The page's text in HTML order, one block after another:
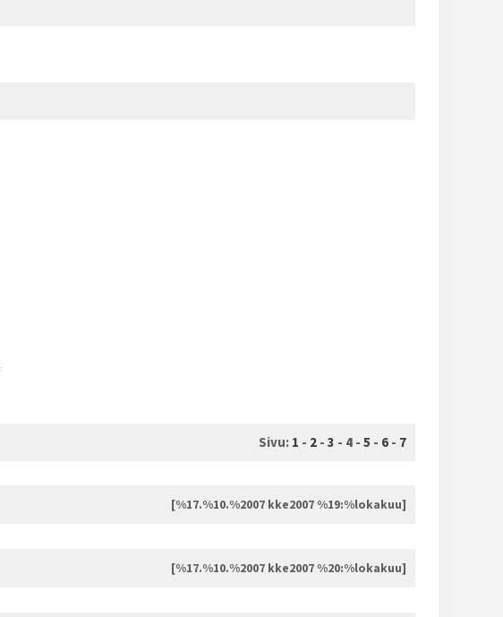
Sivu: 1 - 2 - 3 - 4 - 5 - 6 - 7
[%17.%10.%2007 kke2007 %19:%lokakuu]
[%17.%10.%2007 kke2007 %20:%lokakuu]